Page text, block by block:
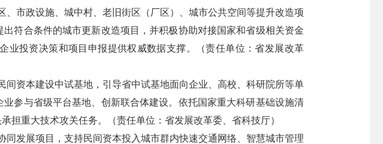
市政设施、城中村、老旧街区（厂区）、城市公共空间等提升改造项
符合条件的城市更新改造项目，并积极协助对接国家和省级相关资金
业投资决策和项目申报提供权威数据支撑。（责任单位：省发展改革
资本建设中试基地，引导省中试基地面向企业、高校、科研院所等单
参与省级平台基地、创新联合体建设。依托国家重大科研基础设施清
担重大技术攻关任务。（责任单位：省发展改革委、省科技厅）
发展项目，支持民间资本投入城市群内快速交通网络、智慧城市管理